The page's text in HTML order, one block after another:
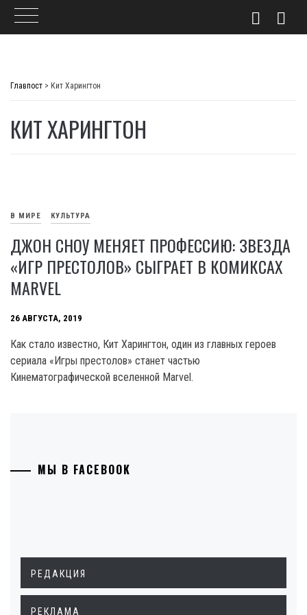
Главпост > Кит Харингтон
КИТ ХАРИНГТОН
В МИРЕ КУЛЬТУРА
ДЖОН СНОУ МЕНЯЕТ ПРОФЕССИЮ: ЗВЕЗДА
«ИГР ПРЕСТОЛОВ» СЫГРАЕТ В КОМИКСАХ
MARVEL
26 АВГУСТА, 2019
Как стало известно, Кит Харингтон, один из главных героев
сериала «Игры престолов» станет частью
Кинематографической вселенной Marvel.
МЫ В FACEBOOK
РЕДАКЦИЯ
РЕКЛАМА